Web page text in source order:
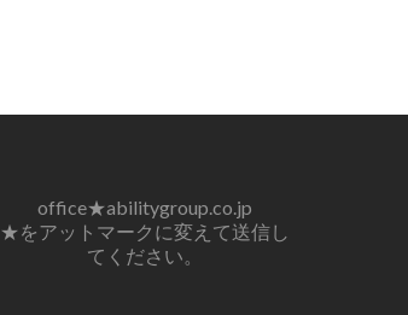
office★abilitygroup.co.jp
★をアットマークに変えて送信し
てください。